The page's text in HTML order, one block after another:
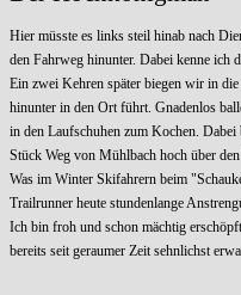
Hier müsste es links steil hinab nach
den Fahrweg hinunter. Dabei kenne ich
Ein zwei Kehren später biegen wir in
hinunter in den Ort führt. Gnadenlos
in den Laufschuhen zum Kochen.
Stück Weg von Mühlbach hoch über
Was im Winter Skifahrern beim
Trailrunner heute stundenlange
Ich bin froh und schon mächtig
bereits seit geraumer Zeit sehnlichst